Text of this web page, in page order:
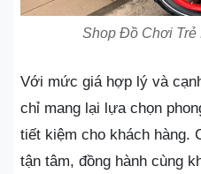
Shop Đồ Chơi Trẻ
Với mức giá hợp lý và
chỉ mang lại lựa chọn
tiết kiệm cho khách hàng.
tận tâm, đồng hành cùng